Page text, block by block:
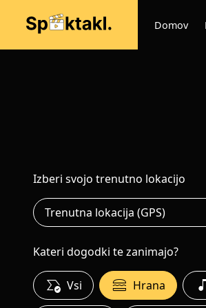
Domov
Izberi svojo trenutno lokacijo
Kateri dogodki te zanimajo?
all_match Vsi lunch_dining Hrana music_note